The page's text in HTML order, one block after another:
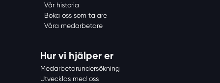
Vår historia
Boka oss som talare
Våra medarbetare
Hur vi hjälper er
Medarbetarundersökning
Utvecklas med oss